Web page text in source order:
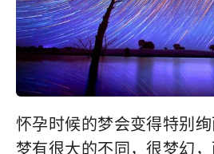
怀孕时候的梦会变得特别
梦有很大的不同，很梦幻